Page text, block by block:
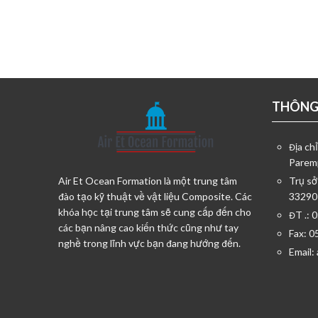
Air Et Ocean Formation là một trung tâm
đào tạo kỹ thuật về vật liệu Composite. Các
khóa học tại trung tâm sẽ cung cấp đến cho
các bạn nâng cao kiến thức cũng như tay
nghề trong lĩnh vực bạn đang hướng đến.
Địa
Trụ
ĐT .:
Fax:
Email: